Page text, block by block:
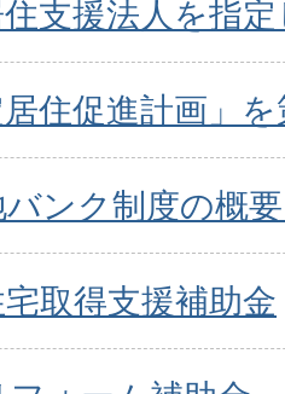
支援法人を指
居住促進計画」
ンク制度の概
取得支援補助金